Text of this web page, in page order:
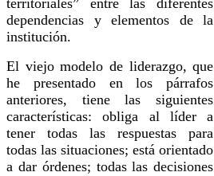
dependencias y elementos de la
institución.
El viejo modelo de liderazgo, que
he presentado en los párrafos
anteriores, tiene las siguientes
características: obliga al líder a
tener todas las respuestas para
todas las situaciones; está orientado
a dar órdenes; todas las decisiones